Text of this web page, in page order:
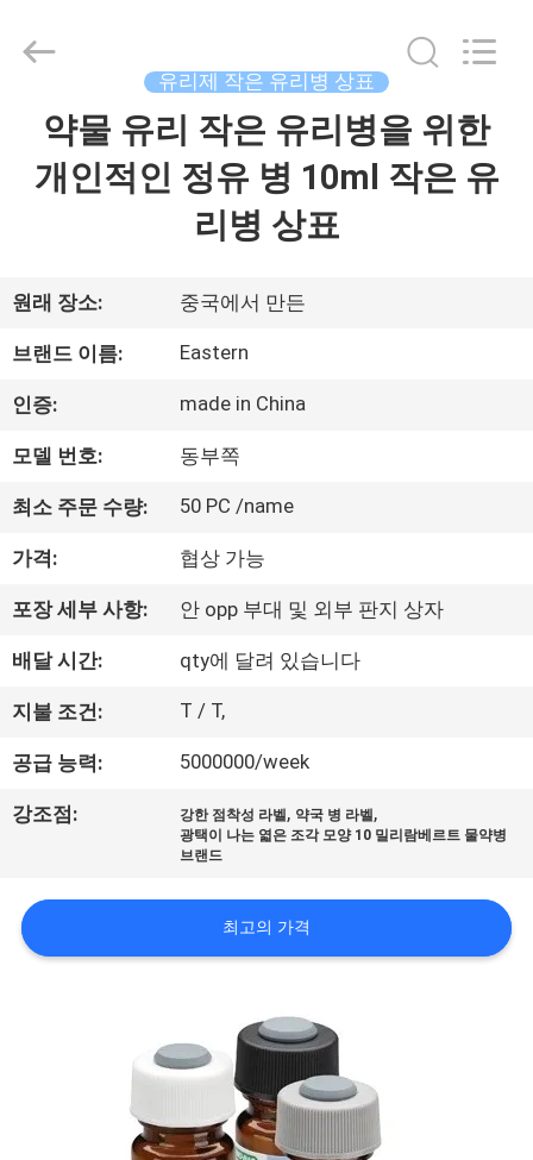
우
리
에
여
공
장
여
행
질
2017
Industry
Rights
유리제 작은 유리병 상표
약물 유리 작은 유리병을 위한
개인적인 정유 병 10ml 작은 유
리병 상표
원래 장소: 중국에서 만든
브랜드 이름: Eastern
인증: made in China
모델 번호: 동부쪽
최소 주문 수량: 50 PC /name
가격: 협상 가능
포장 세부 사항: 안 opp 부대 및 외부 판지 상자
배달 시간: qty에 달려 있습니다
지불 조건: T / T,
공급 능력: 5000000/week
강조점: 강한 점착성 라벨, 약국 병 라벨,
광택이 나는 엷은 조각 모양 10 밀리람베르트 물약병
브랜드
최고의 가격